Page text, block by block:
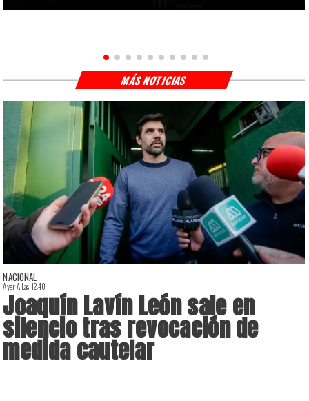
NACIONAL
Ayer A Las 12:40
Joaquín Lavín León sale en
silencio tras revocación de
medida cautelar
MÁS NOTICIAS